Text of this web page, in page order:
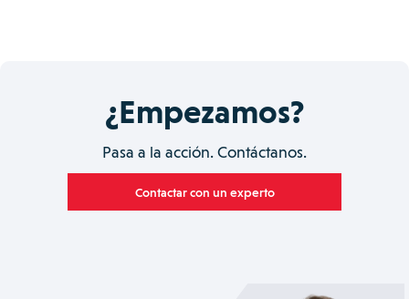
¿Empezamos?
Pasa a la acción. Contáctanos.
Contactar con un experto